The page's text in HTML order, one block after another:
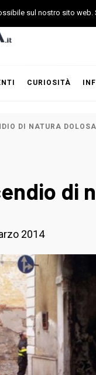
CURIOSITÀ
DI NATURA DOLOSA
di
2014
sul nostro sito